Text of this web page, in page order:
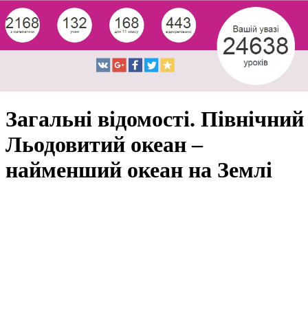
Загальні відомості. Північний
Льодовитий океан –
найменший океан на Землі